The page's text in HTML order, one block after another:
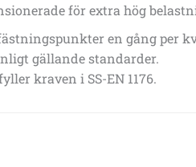
för extra hög
en gång per
gällande standarder.
kraven i SS-EN 1176.